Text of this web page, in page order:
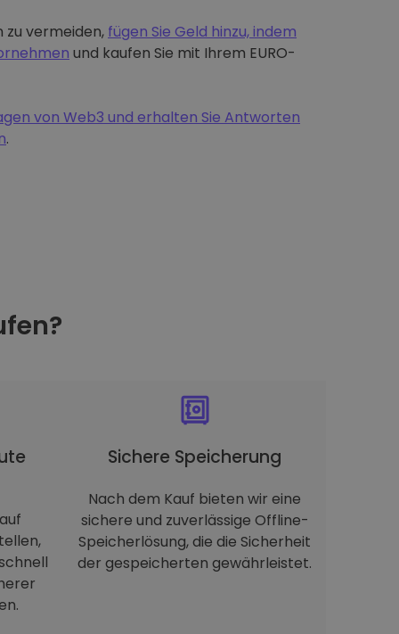
vermeiden, fügen Sie Geld hinzu, indem
und kaufen Sie mit Ihrem EURO-
von Web3 und erhalten Sie Antworten
.
Sichere Speicherung
Nach dem Kauf bieten wir eine
sichere und zuverlässige Offline-
Speicherlösung, die die Sicherheit
der gespeicherten gewährleistet.